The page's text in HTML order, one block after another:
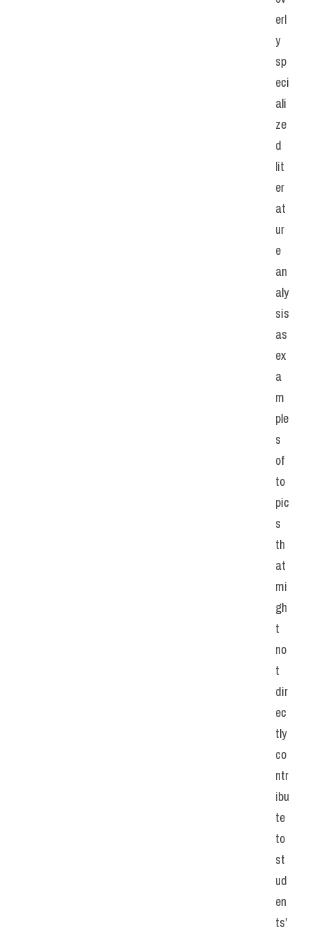
erl
y
sp
eci
ali
ze
d
lit
er
at
ur
e
an
aly
sis
as
ex
a
m
ple
s
of
to
pic
s
th
at
mi
gh
t
no
t
dir
ec
tly
co
ntr
ibu
te
to
st
ud
en
ts'